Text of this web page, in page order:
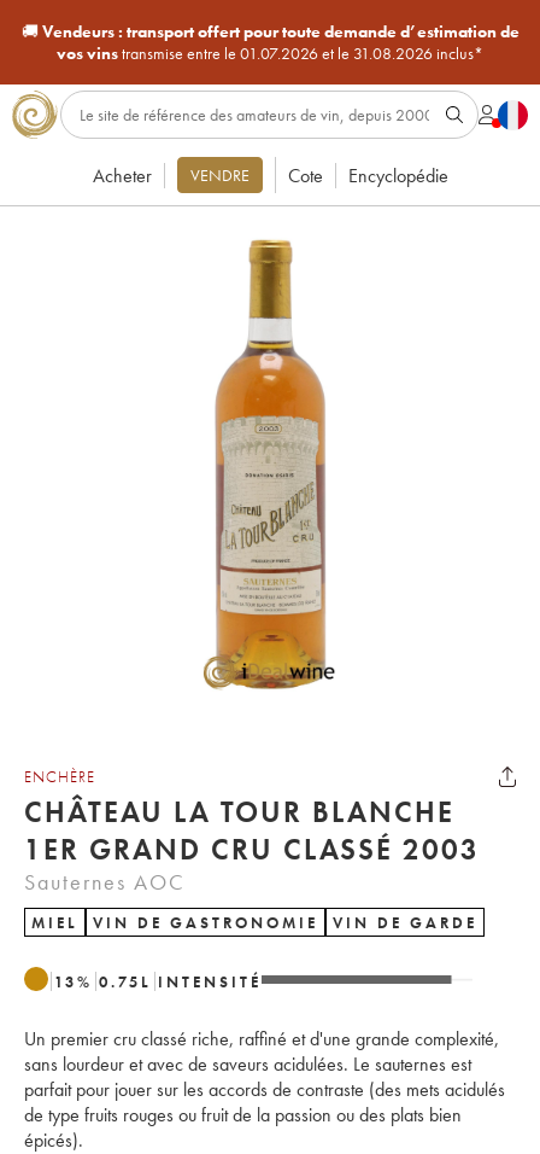
🚚Vendeurs : transport offert pour toute demande d’estimation de
vos vinstransmise entre le 01.07.2026 et le 31.08.2026 inclus*
Acheter VENDRE Cote Encyclopédie
ENCHÈRE
CHÂTEAU LA TOUR BLANCHE
1ER GRAND CRU CLASSÉ 2003
Sauternes AOC
MIEL VIN DE GASTRONOMIE VIN DE GARDE
13% 0.75 L INTENSITÉ
Un premier cru classé riche, raffiné et d'une grande complexité,
sans lourdeur et avec de saveurs acidulées. Le sauternes est
parfait pour jouer sur les accords de contraste (des mets acidulés
de type fruits rouges ou fruit de la passion ou des plats bien
épicés).